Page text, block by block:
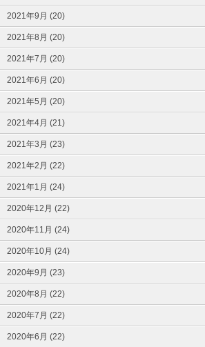
2021年9月 (20)
2021年8月 (20)
2021年7月 (20)
2021年6月 (20)
2021年5月 (20)
2021年4月 (21)
2021年3月 (23)
2021年2月 (22)
2021年1月 (24)
2020年12月 (22)
2020年11月 (24)
2020年10月 (24)
2020年9月 (23)
2020年8月 (22)
2020年7月 (22)
2020年6月 (22)